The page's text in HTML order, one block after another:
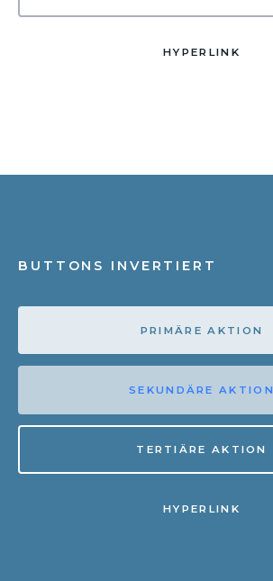
HYPERLINK
BUTTONS INVERTIERT
PRIMÄRE AKTION
SEKUNDÄRE AKTION
TERTIÄRE AKTION
HYPERLINK